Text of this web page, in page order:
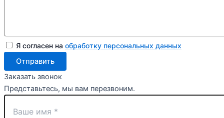
Я согласен на обработку персональных данных
Отправить
Заказать звонок
Представьтесь, мы вам перезвоним.